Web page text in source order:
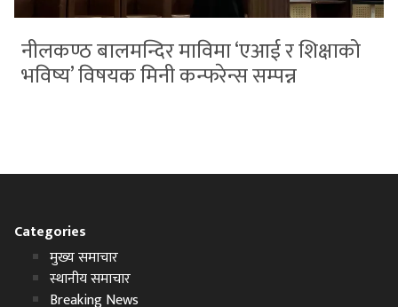
नीलकण्ठ बालमन्दिर माविमा ‘एआई र शिक्षाको
भविष्य’ विषयक मिनी कन्फरेन्स सम्पन्न
Categories
मुख्य समाचार
स्थानीय समाचार
Breaking News